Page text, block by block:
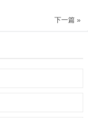
下一篇 »